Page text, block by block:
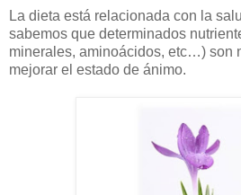
La dieta está relacionada con la
sabemos que determinados
minerales, aminoácidos, etc…) son
mejorar el estado de ánimo.